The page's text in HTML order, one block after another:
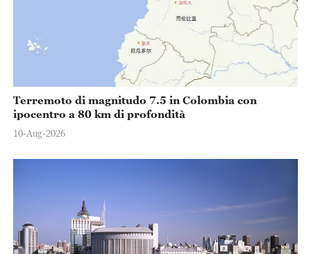
Terremoto di magnitudo 7.5 in Colombia con
ipocentro a 80 km di profondità
10-Aug-2026